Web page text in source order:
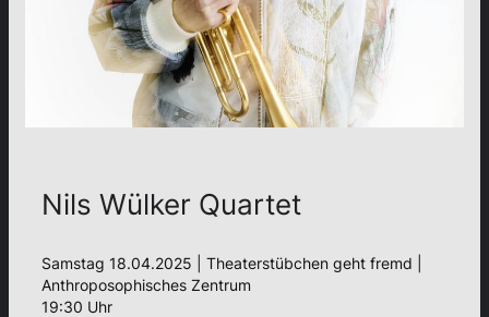
Nils Wülker Quartet
Samstag 18.04.2025 | Theaterstübchen geht fremd |
Anthroposophisches Zentrum
19:30 Uhr